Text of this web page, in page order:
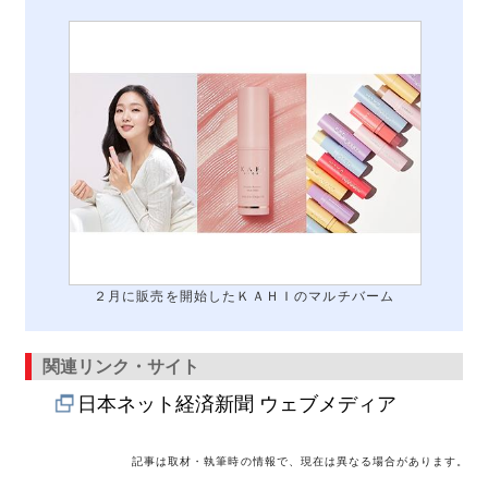
２月に販売を開始したＫＡＨＩのマルチバーム
関連リンク・サイト
日本ネット経済新聞 ウェブメディア
記事は取材・執筆時の情報で、現在は異なる場合があります。